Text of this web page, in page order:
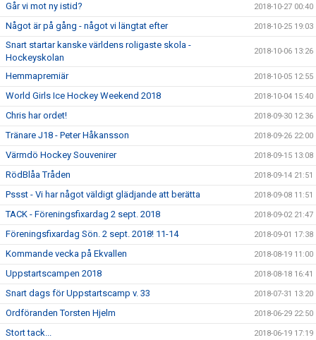
Går vi mot ny istid? 2018-10-27 00:40
Något är på gång - något vi längtat efter 2018-10-25 19:03
Snart startar kanske världens roligaste skola -
Hockeyskolan
2018-10-06 13:26
Hemmapremiär 2018-10-05 12:55
World Girls Ice Hockey Weekend 2018 2018-10-04 15:40
Chris har ordet! 2018-09-30 12:36
Tränare J18 - Peter Håkansson 2018-09-26 22:00
Värmdö Hockey Souvenirer 2018-09-15 13:08
RödBlåa Tråden 2018-09-14 21:51
Pssst - Vi har något väldigt glädjande att berätta 2018-09-08 11:51
TACK - Föreningsfixardag 2 sept. 2018 2018-09-02 21:47
Föreningsfixardag Sön. 2 sept. 2018! 11-14 2018-09-01 17:38
Kommande vecka på Ekvallen 2018-08-19 11:00
Uppstartscampen 2018 2018-08-18 16:41
Snart dags för Uppstartscamp v. 33 2018-07-31 13:20
Ordföranden Torsten Hjelm 2018-06-29 22:50
Stort tack... 2018-06-19 17:19